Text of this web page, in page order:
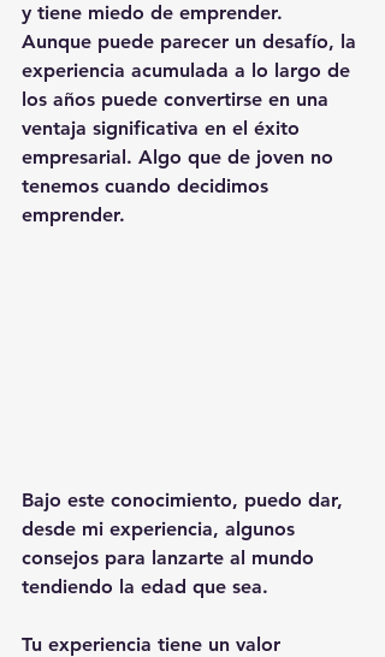
y tiene miedo de emprender.
Aunque puede parecer un desafío, la
experiencia acumulada a lo largo de
los años puede convertirse en una
ventaja significativa en el éxito
empresarial. Algo que de joven no
tenemos cuando decidimos
emprender.
Bajo este conocimiento, puedo dar,
desde mi experiencia, algunos
consejos para lanzarte al mundo
tendiendo la edad que sea.
Tu experiencia tiene un valor